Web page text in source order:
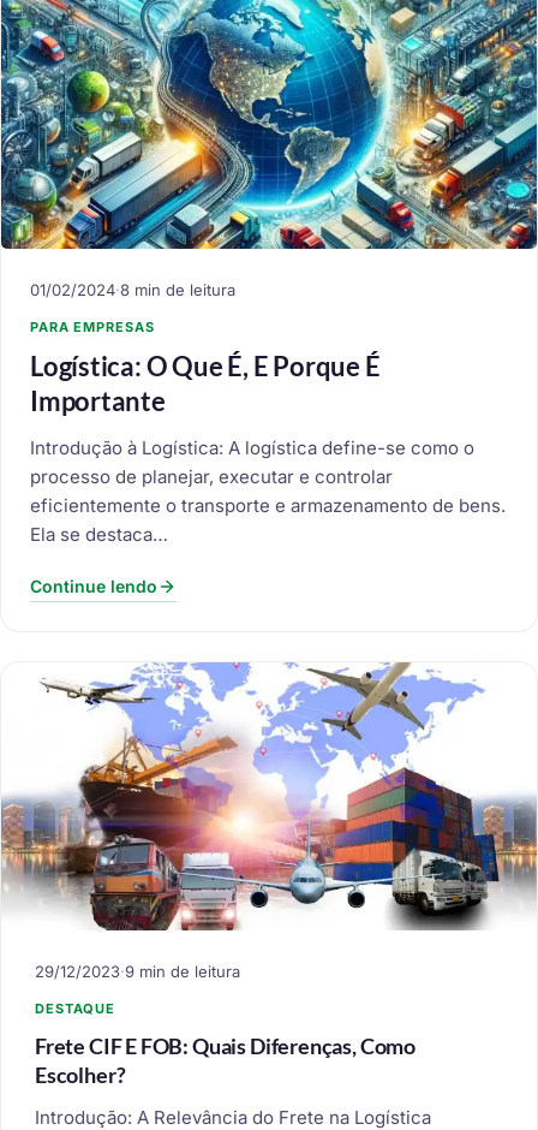
01/02/2024·8 min de leitura
PARA EMPRESAS
Logística: O Que É, E Porque É
Importante
Introdução à Logística: A logística define-se como o
processo de planejar, executar e controlar
eficientemente o transporte e armazenamento de bens.
Ela se destaca…
Continue lendo
29/12/2023·9 min de leitura
DESTAQUE
Frete CIF E FOB: Quais Diferenças, Como
Escolher?
Introdução: A Relevância do Frete na Logística